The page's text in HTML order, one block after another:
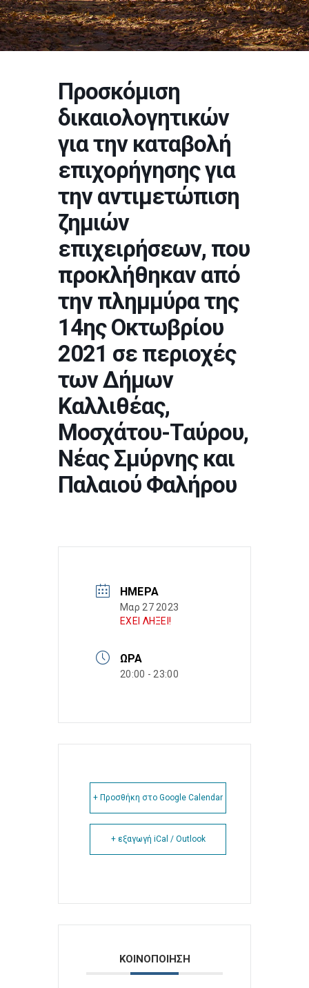
Προσκόμιση
δικαιολογητικών
για την καταβολή
επιχορήγησης για
την αντιμετώπιση
ζημιών
επιχειρήσεων, που
προκλήθηκαν από
την πλημμύρα της
14ης Οκτωβρίου
2021 σε περιοχές
των Δήμων
Καλλιθέας,
Μοσχάτου-Ταύρου,
Νέας Σμύρνης και
Παλαιού Φαλήρου
ΗΜΈΡΑ
Μαρ 27 2023
ΕΧΕΙ ΛΗΞΕΙ!
ΏΡΑ
20:00 - 23:00
+ Προσθήκη στο Google Calendar
+ εξαγωγή iCal / Outlook
ΚΟΙΝΟΠΟΙΗΣΗ